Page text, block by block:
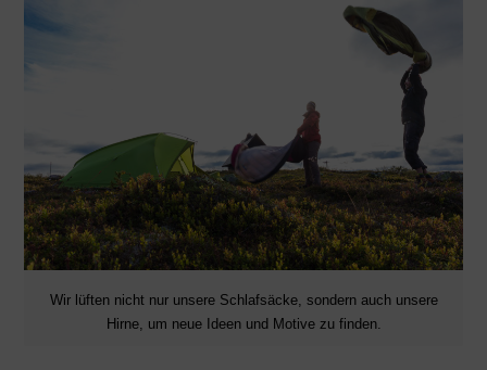
Wir lüften nicht nur unsere Schlafsäcke, sondern auch unsere
Hirne, um neue Ideen und Motive zu finden.